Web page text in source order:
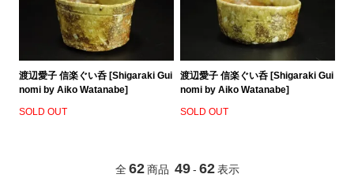
渡辺愛子 信楽ぐい呑 [Shigaraki Gui
nomi by Aiko Watanabe]
SOLD OUT
渡辺愛子 信楽ぐい呑 [Shigaraki Gui
nomi by Aiko Watanabe]
SOLD OUT
全 62 商品 49 - 62 表示